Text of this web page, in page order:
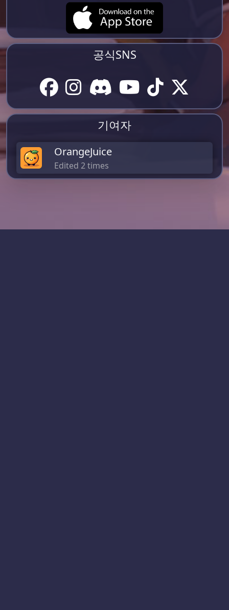
공식SNS
기여자
OrangeJuice
Edited 2 times